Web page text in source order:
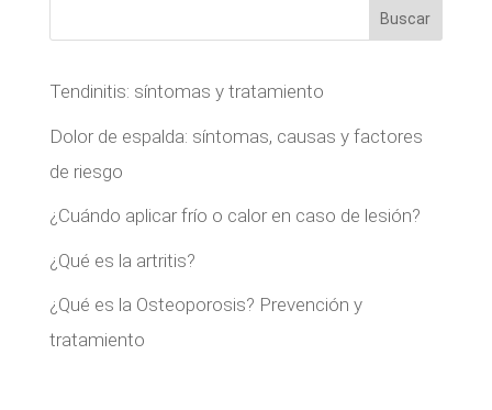
Buscar
Tendinitis: síntomas y tratamiento
Dolor de espalda: síntomas, causas y factores
de riesgo
¿Cuándo aplicar frío o calor en caso de lesión?
¿Qué es la artritis?
¿Qué es la Osteoporosis? Prevención y
tratamiento